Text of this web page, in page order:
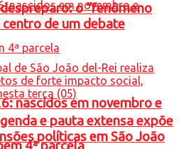
nascidos em novembro e
o “fenômeno
centro de um debate
e pauta extensa expõe
políticas em São João